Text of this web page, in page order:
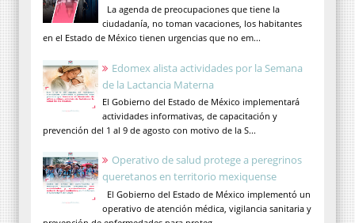
La agenda de preocupaciones que tiene la
ciudadanía, no toman vacaciones, los habitantes
en el Estado de México tienen urgencias que no em...
Edomex alista actividades por la Semana
de la Lactancia Materna
El Gobierno del Estado de México implementará
actividades informativas, de capacitación y
prevención del 1 al 9 de agosto con motivo de la S...
Operativo de salud protege a peregrinos
queretanos en territorio mexiquense
El Gobierno del Estado de México implementó un
operativo de atención médica, vigilancia sanitaria y